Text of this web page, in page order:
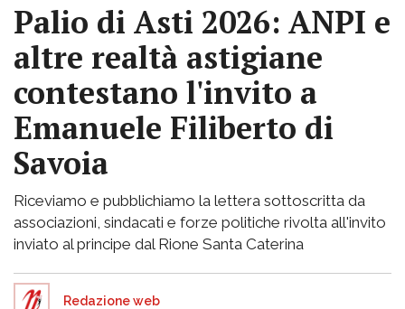
Palio di Asti 2026: ANPI e
altre realtà astigiane
contestano l'invito a
Emanuele Filiberto di
Savoia
Riceviamo e pubblichiamo la lettera sottoscritta da
associazioni, sindacati e forze politiche rivolta all'invito
inviato al principe dal Rione Santa Caterina
Redazione web